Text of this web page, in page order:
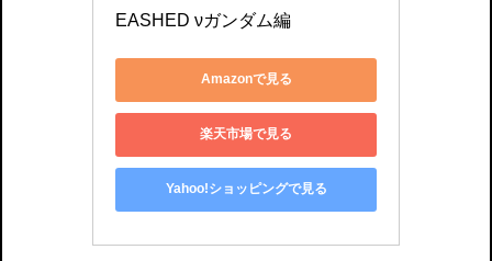
EASHED νガンダム編
Amazonで見る
楽天市場で見る
Yahoo!ショッピングで見る